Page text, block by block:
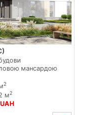
мансардою
2
м2